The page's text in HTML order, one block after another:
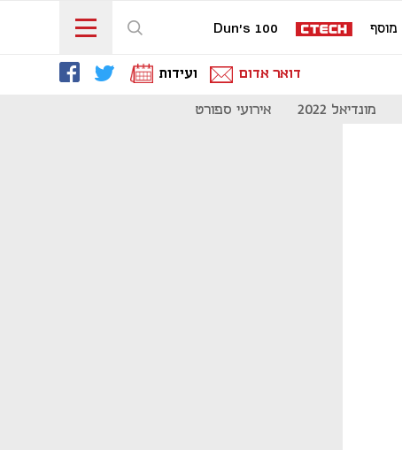
מוסף Dun's 100
דואר אדום ועידות
מונדיאל 2022 אירועי ספורט